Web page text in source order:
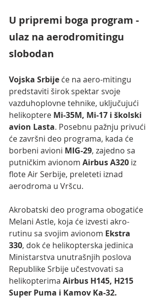
U pripremi boga program -
ulaz na aerodromitingu
slobodan
Vojska Srbije će na aero-mitingu
predstaviti širok spektar svoje
vazduhoplovne tehnike, uključujući
helikoptere Mi-35M, Mi-17 i školski
avion Lasta. Posebnu pažnju privući
će završni deo programa, kada će
borbeni avioni MIG-29, zajedno sa
putničkim avionom Airbus A320 iz
flote Air Serbije, preleteti iznad
aerodroma u Vršcu.
Akrobatski deo programa obogatiće
Melani Astle, koja će izvesti akro-
rutinu sa svojim avionom Ekstra
330, dok će helikopterska jedinica
Ministarstva unutrašnjih poslova
Republike Srbije učestvovati sa
helikopterima Airbus H145, H215
Super Puma i Kamov Ka-32.